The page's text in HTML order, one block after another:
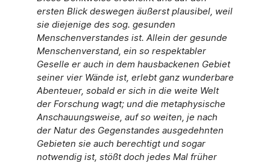
ersten Blick deswegen äußerst plausibel, weil
sie diejenige des sog. gesunden
Menschenverstandes ist. Allein der gesunde
Menschenverstand, ein so respektabler
Geselle er auch in dem hausbackenen Gebiet
seiner vier Wände ist, erlebt ganz wunderbare
Abenteuer, sobald er sich in die weite Welt
der Forschung wagt; und die metaphysische
Anschauungsweise, auf so weiten, je nach
der Natur des Gegenstandes ausgedehnten
Gebieten sie auch berechtigt und sogar
notwendig ist, stößt doch jedes Mal früher